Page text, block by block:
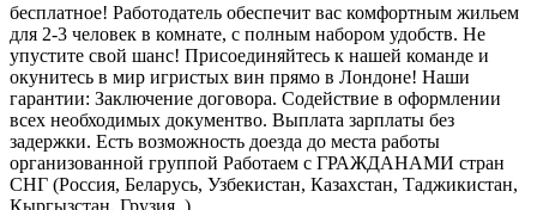
бесплатное! Работодатель обеспечит вас комфортным жильем
для 2-3 человек в комнате, с полным набором удобств. Не
упустите свой шанс! Присоединяйтесь к нашей команде и
окунитесь в мир игристых вин прямо в Лондоне! Наши
гарантии: Заключение договора. Содействие в оформлении
всех необходимых документво. Выплата зарплаты без
задержки. Есть возможность доезда до места работы
организованной группой Работаем с ГРАЖДАНАМИ стран
СНГ (Россия, Беларусь, Узбекистан, Казахстан, Таджикистан,
Кыргызстан, Грузия, )